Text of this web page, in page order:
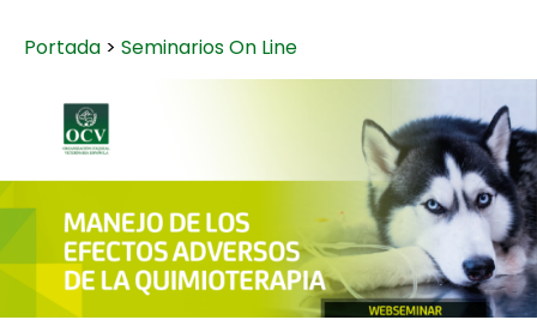
Portada > Seminarios On Line